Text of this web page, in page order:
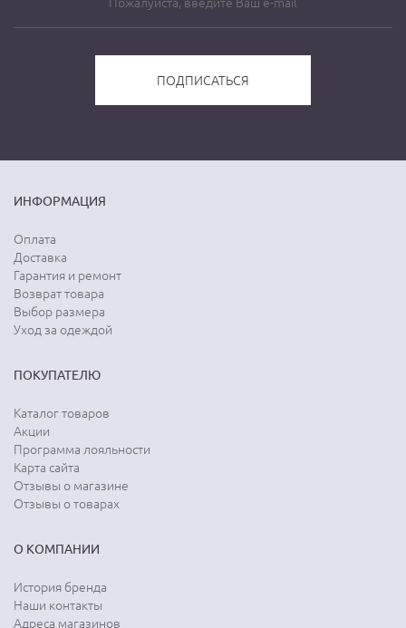
ИНФОРМАЦИЯ
Оплата
Доставка
Гарантия и ремонт
Возврат товара
Выбор размера
Уход за одеждой
ПОКУПАТЕЛЮ
Каталог товаров
Акции
Программа лояльности
Карта сайта
Отзывы о магазине
Отзывы о товарах
О КОМПАНИИ
История бренда
Наши контакты
Адреса магазинов